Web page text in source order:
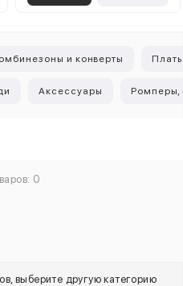
и конверты
Аксессуары
0
выберите другую категорию